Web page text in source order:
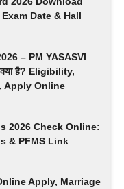
Date & Hall
– PM YASASVI
है? Eligibility,
Apply Online
2026 Check Online:
& PFMS Link
Apply, Marriage